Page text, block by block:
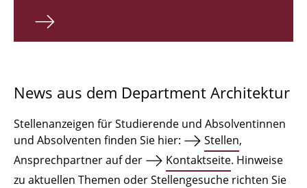
Master Architektur
Qualifikationsprofil
Institute
Einrichtungen
News aus dem Department Architektur
Stellenanzeigen für Studierende und Absolventinnen
und Absolventen finden Sie hier:
Stellen,
Ansprechpartner auf der
Kontaktseite. Hinweise
zu aktuellen Themen oder Stellengesuche richten Sie